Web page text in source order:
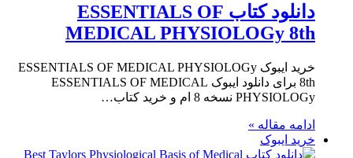
دانلود کتاب ESSENTIALS OF
MEDICAL PHYSIOLOGy 8th
خرید ایبوک ESSENTIALS OF MEDICAL PHYSIOLOGy
8th برای دانلود ایبوک ESSENTIALS OF MEDICAL
PHYSIOLOGy نسخه 8 ام و خرید کتاب…
ادامه مقاله »
خرید ایبوک